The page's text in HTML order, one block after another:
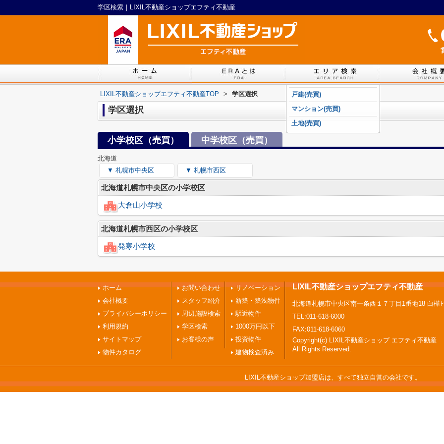
学区検索｜LIXIL不動産ショップエフティ不動産
戸建(売買)
マンション(売買)
土地(売買)
LIXIL不動産ショップエフティ不動産TOP > 学区選択
学区選択
小学校区（売買） 中学校区（売買）
北海道
▼ 札幌市中央区
▼ 札幌市西区
北海道札幌市中央区の小学校区
大倉山小学校
北海道札幌市西区の小学校区
発寒小学校
ホーム
会社概要
プライバシーポリシー
利用規約
サイトマップ
物件カタログ
お問い合わせ
スタッフ紹介
周辺施設検索
学区検索
お客様の声
リノベーション
新築・築浅物件
駅近物件
1000万円以下
投資物件
建物検査済み
LIXIL不動産ショップエフティ不動産
北海道札幌市中央区南一条西１７丁目1番地18 白樺
TEL:011-618-6000
FAX:011-618-6060
Copyright(c) LIXIL不動産ショップ エフティ不動産
All Rights Reserved.
LIXIL不動産ショップ加盟店は、すべて独立自営の会社です。